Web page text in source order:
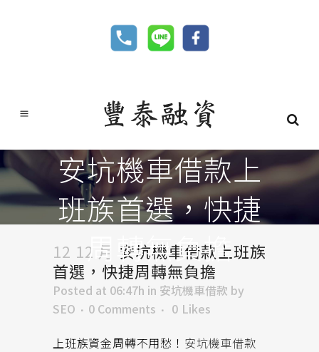
安坑機車借款上
班族首選，快捷
周轉無負擔​
12 12 月 安坑機車借款上班族
首選，快捷周轉無負擔​
Posted at 06:47h in 安坑機車借款 by
SEO
0 Comments 0 Likes
上班族資金周轉不用愁！ 安坑機車借款